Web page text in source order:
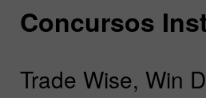
Concursos
Trade Wise, Win